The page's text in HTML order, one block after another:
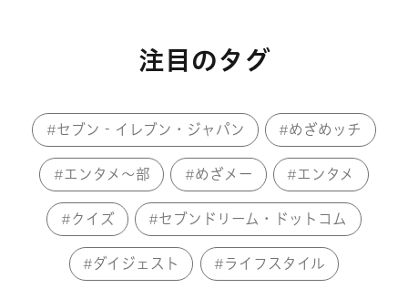
注目のタグ
セブン‐イレブン・ジャパン めざめッチ
エンタメ～部 めざメー エンタメ
クイズ セブンドリーム・ドットコム
ダイジェスト ライフスタイル